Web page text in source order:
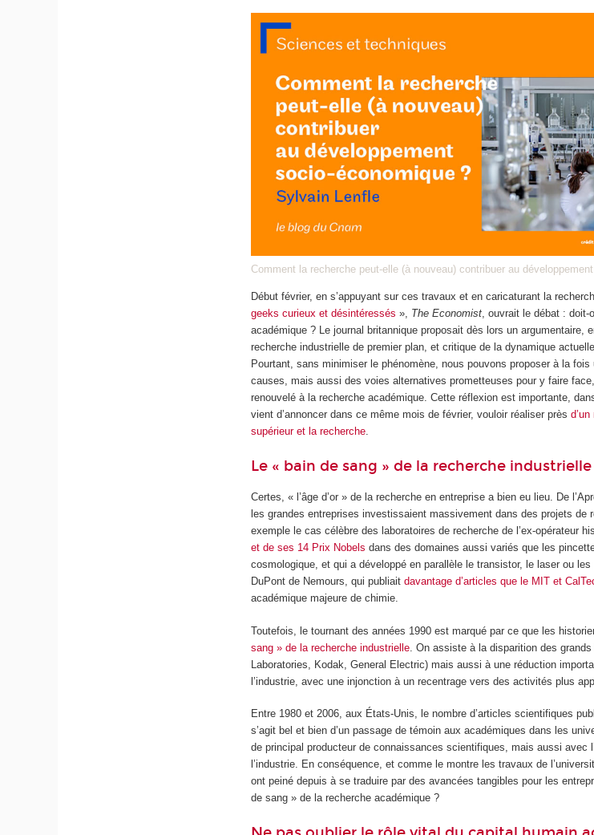
Comment la recherche peut-elle (à nouveau) contribuer au
Début février, en s’appuyant sur ces travaux et en caricaturant la
geeks curieux et désintéressés », The Economist, ouvrait le débat : doit-
académique ? Le journal britannique proposait dès lors un argumentaire,
recherche industrielle de premier plan, et critique de la dynamique
Pourtant, sans minimiser le phénomène, nous pouvons proposer à la
causes, mais aussi des voies alternatives prometteuses pour y faire
renouvelé à la recherche académique. Cette réflexion est importante,
vient d’annoncer dans ce même mois de février, vouloir réaliser près
supérieur et la recherche.
Le « bain de sang » de la recherche
Certes, « l’âge d’or » de la recherche en entreprise a bien eu lieu. De
les grandes entreprises investissaient massivement dans des projets de
exemple le cas célèbre des laboratoires de recherche de l’ex-opérateur
et de ses 14 Prix Nobels dans des domaines aussi variés que les
cosmologique, et qui a développé en parallèle le transistor, le laser ou
DuPont de Nemours, qui publiaitdavantage d’articles que le MIT et
académique majeure de chimie.
Toutefois, le tournant des années 1990 est marqué par ce que les
sang » de la recherche industrielle . On assiste à la disparition des
Laboratories, Kodak, General Electric) mais aussi à une réduction
l’industrie, avec une injonction à un recentrage vers des activités plus
Entre 1980 et 2006, aux États-Unis, le nombre d’articles scientifiques
s’agit bel et bien d’un passage de témoin aux académiques dans les
de principal producteur de connaissances scientifiques, mais aussi avec
l’industrie. En conséquence, et comme le montre les travaux de
ont peiné depuis à se traduire par des avancées tangibles pour les
de sang » de la recherche académique ?